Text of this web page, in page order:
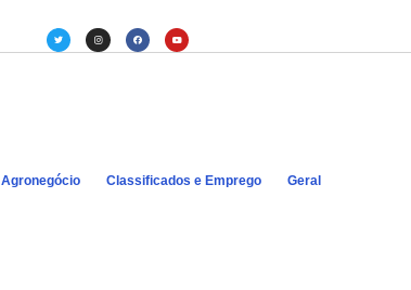
Agronegócio Classificados e Emprego Geral